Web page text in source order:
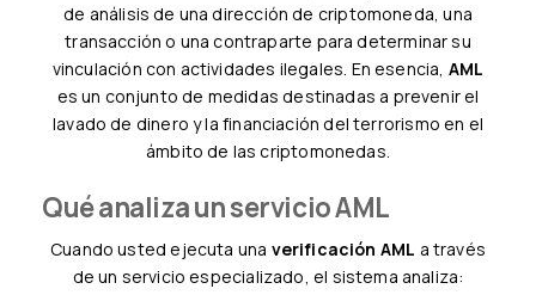
de análisis de una dirección de criptomoneda, una
transacción o una contraparte para determinar su
vinculación con actividades ilegales. En esencia, AML
es un conjunto de medidas destinadas a prevenir el
lavado de dinero y la financiación del terrorismo en el
ámbito de las criptomonedas.
Qué analiza un servicio AML
Cuando usted ejecuta una verificación AML a través
de un servicio especializado, el sistema analiza: